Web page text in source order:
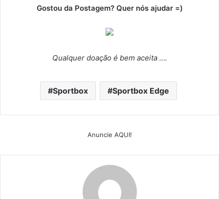
Gostou da Postagem? Quer nós ajudar =)
Qualquer doação é bem aceita ….
Sportbox Sportbox Edge
Anuncie AQUI!